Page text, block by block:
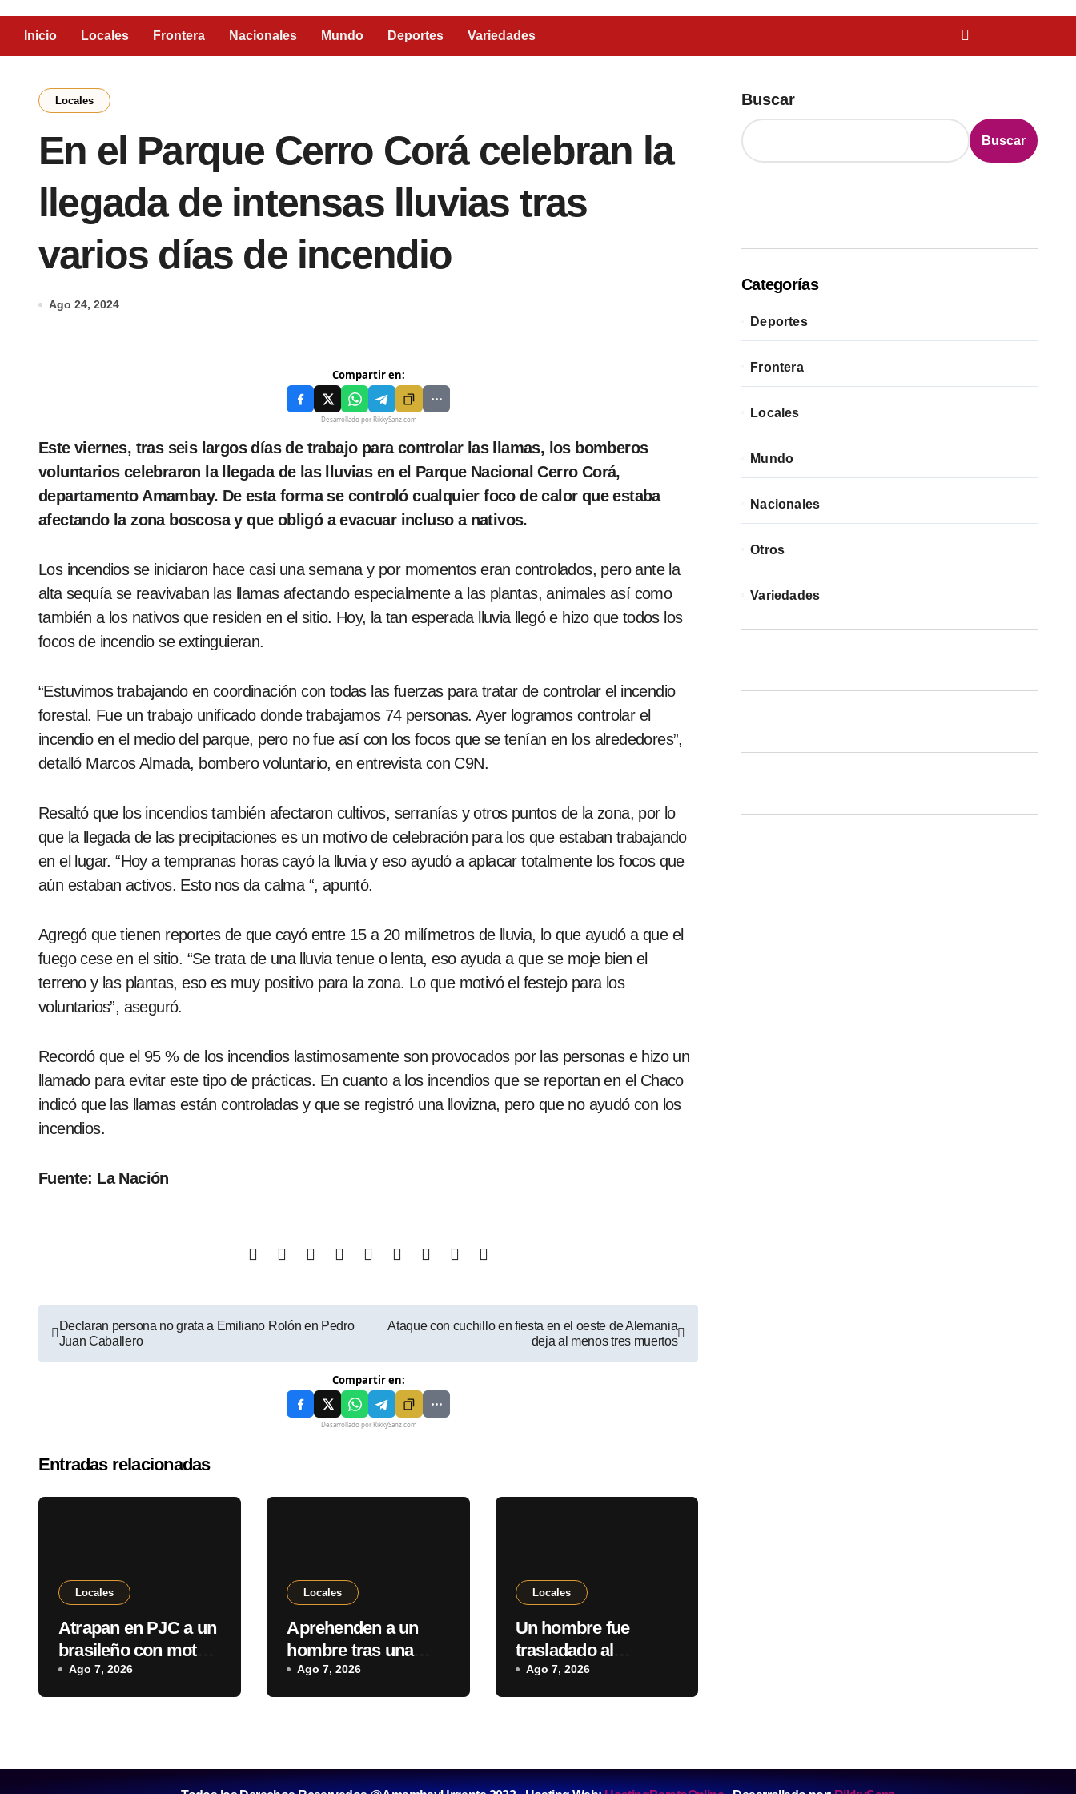
Inicio Locales Frontera Nacionales Mundo Deportes Variedades
Locales
En el Parque Cerro Corá celebran la
llegada de intensas lluvias tras
varios días de incendio
Ago 24, 2024
Compartir en:
Desarrollado por RikkySanz.com
Este viernes, tras seis largos días de trabajo para controlar las llamas, los bomberos
voluntarios celebraron la llegada de las lluvias en el Parque Nacional Cerro Corá,
departamento Amambay. De esta forma se controló cualquier foco de calor que estaba
afectando la zona boscosa y que obligó a evacuar incluso a nativos.
Los incendios se iniciaron hace casi una semana y por momentos eran controlados, pero ante la
alta sequía se reavivaban las llamas afectando especialmente a las plantas, animales así como
también a los nativos que residen en el sitio. Hoy, la tan esperada lluvia llegó e hizo que todos los
focos de incendio se extinguieran.
“Estuvimos trabajando en coordinación con todas las fuerzas para tratar de controlar el incendio
forestal. Fue un trabajo unificado donde trabajamos 74 personas. Ayer logramos controlar el
incendio en el medio del parque, pero no fue así con los focos que se tenían en los alrededores”,
detalló Marcos Almada, bombero voluntario, en entrevista con C9N.
Resaltó que los incendios también afectaron cultivos, serranías y otros puntos de la zona, por lo
que la llegada de las precipitaciones es un motivo de celebración para los que estaban trabajando
en el lugar. “Hoy a tempranas horas cayó la lluvia y eso ayudó a aplacar totalmente los focos que
aún estaban activos. Esto nos da calma “, apuntó.
Agregó que tienen reportes de que cayó entre 15 a 20 milímetros de lluvia, lo que ayudó a que el
fuego cese en el sitio. “Se trata de una lluvia tenue o lenta, eso ayuda a que se moje bien el
terreno y las plantas, eso es muy positivo para la zona. Lo que motivó el festejo para los
voluntarios”, aseguró.
Recordó que el 95 % de los incendios lastimosamente son provocados por las personas e hizo un
llamado para evitar este tipo de prácticas. En cuanto a los incendios que se reportan en el Chaco
indicó que las llamas están controladas y que se registró una llovizna, pero que no ayudó con los
incendios.
Fuente: La Nación
Declaran persona no grata a Emiliano Rolón en Pedro
Juan Caballero
Ataque con cuchillo en fiesta en el oeste de Alemania
deja al menos tres muertos
Compartir en:
Desarrollado por RikkySanz.com
Entradas relacionadas
Locales
Atrapan en PJC a un
brasileño con moto
robada tras
persecución desde
Ago 7, 2026
Locales
Aprehenden a un
hombre tras una
denuncia por
violencia familiar en
Ago 7, 2026
Locales
Un hombre fue
trasladado al
Hospital Regional de
PJC tras sufrir una
Ago 7, 2026
Buscar
Buscar
Categorías
Deportes
Frontera
Locales
Mundo
Nacionales
Otros
Variedades